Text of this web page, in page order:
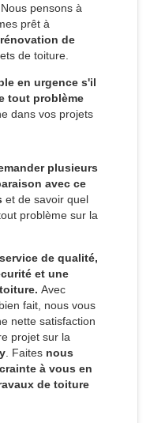
pensons à
prêt à
rénovation de
de toiture.
en urgence s'il
tout problème
dans vos projets
plusieurs
avec ce
et de savoir quel
problème sur la
de qualité,
et une
Avec
fait, nous vous
nette satisfaction
projet sur la
. Faites nous
à vous en
de toiture